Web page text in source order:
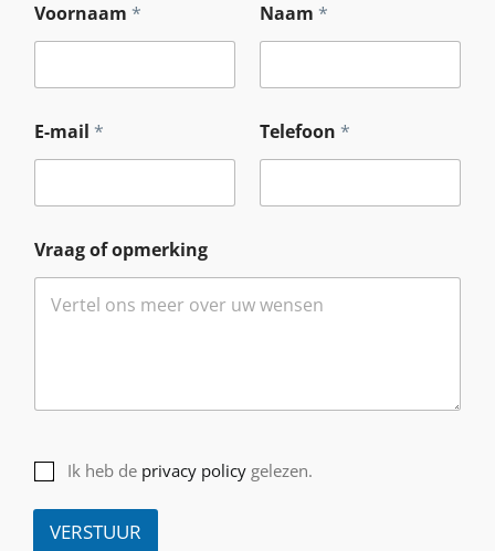
f
N
a
*
Voornaam * Naam *
E-mail * Telefoon *
Vraag of opmerking
Ik heb de privacy policygelezen.
VERSTUUR